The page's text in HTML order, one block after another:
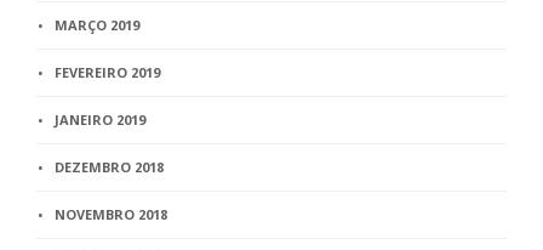
MARÇO 2019
FEVEREIRO 2019
JANEIRO 2019
DEZEMBRO 2018
NOVEMBRO 2018